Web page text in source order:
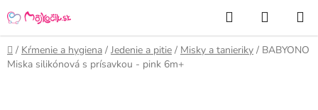
na
obsah
Hľadať
KOŠÍK
Domov
/ Kŕmenie a hygiena / Jedenie a pitie / Misky a tanieriky / BABYONO
Miska silikónová s prísavkou - pink 6m+